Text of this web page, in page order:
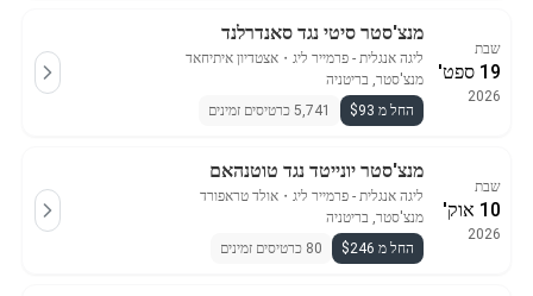
שבת
19 ספט'
2026
מנצ'סטר סיטי נגד סאנדרלנד
ליגה אנגלית - פרמייר ליג ・ אצטדיון איתיחאד
מנצ'סטר, בריטניה
החל מ $93
5,741 כרטיסים זמינים
שבת
10 אוק'
2026
מנצ'סטר יונייטד נגד טוטנהאם
ליגה אנגלית - פרמייר ליג ・ אולד טראפורד
מנצ'סטר, בריטניה
החל מ $246
80 כרטיסים זמינים